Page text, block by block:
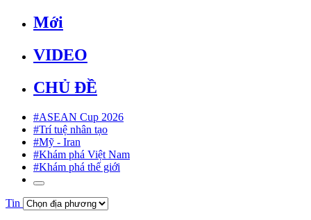
Mới
VIDEO
CHỦ ĐỀ
#ASEAN Cup 2026
#Trí tuệ nhân tạo
#Mỹ - Iran
#Khám phá Việt Nam
#Khám phá thế giới
Tin